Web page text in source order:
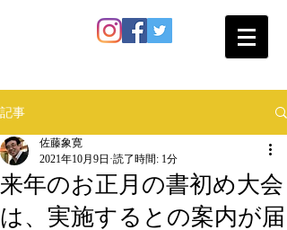
記事
来年のお正月の書初め大会
は、実施するとの案内が届
佐藤象寛
2021年10月9日 読了時間: 1分